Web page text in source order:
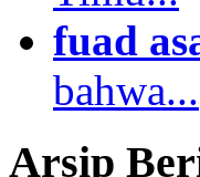
fuad
bahwa...
Arsip